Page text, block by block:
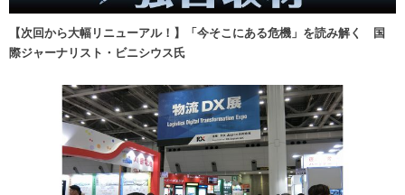
【次回から大幅リニューアル！】「今そこにある危機」を読み解く 国
際ジャーナリスト・ビニシウス氏